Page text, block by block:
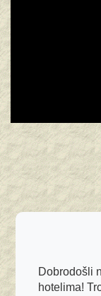
Dobrodošli
hotelima!